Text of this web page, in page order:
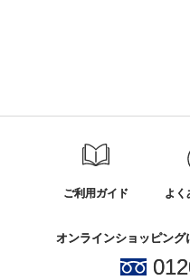
ご利用ガイド よく
オンラインショッピン